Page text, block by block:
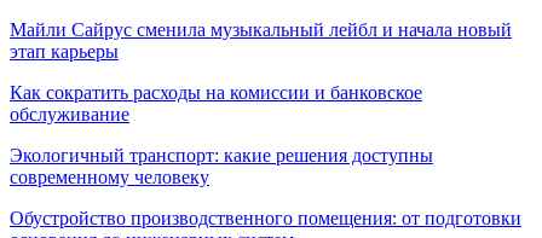
Майли Сайрус сменила музыкальный лейбл и начала новый
этап карьеры
Как сократить расходы на комиссии и банковское
обслуживание
Экологичный транспорт: какие решения доступны
современному человеку
Обустройство производственного помещения: от подготовки